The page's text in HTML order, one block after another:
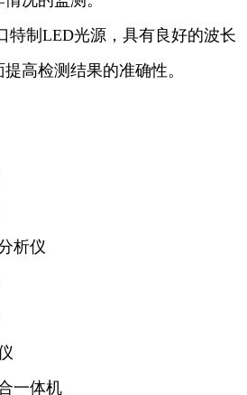
特制LED光源，具有良好的波长
高检测结果的准确性。
析仪
一体机